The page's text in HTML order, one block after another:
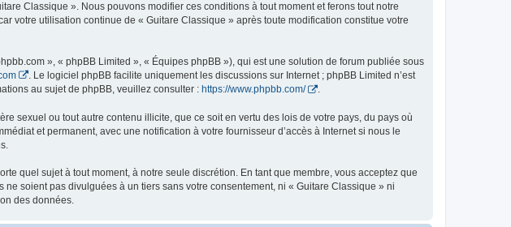
Classique ». Nous pouvons modifier ces conditions à tout moment et ferons tout notre
votre utilisation continue de « Guitare Classique » après toute modification constitue votre
», « phpBB Limited », « Équipes phpBB »), qui est une solution de forum publiée sous
. Le logiciel phpBB facilite uniquement les discussions sur Internet ; phpBB Limited n’est
au sujet de phpBB, veuillez consulter : https://www.phpbb.com/ .
sexuel ou tout autre contenu illicite, que ce soit en vertu des lois de votre pays, du pays où
et permanent, avec une notification à votre fournisseur d’accès à Internet si nous le
quel sujet à tout moment, à notre seule discrétion. En tant que membre, vous acceptez que
soient pas divulguées à un tiers sans votre consentement, ni « Guitare Classique » ni
des données.